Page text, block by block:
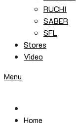
RUCHI
SABER
SFL
Stores
Video
Menu
Home